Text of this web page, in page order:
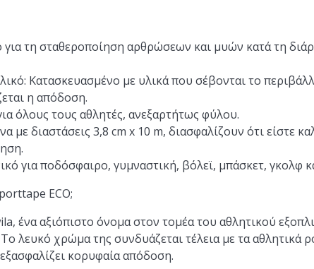
για τη σταθεροποίηση αρθρώσεων και μυών κατά τη
Κατασκευασμένο με υλικά που σέβονται το
η απόδοση.
όλους τους αθλητές, ανεξαρτήτως φύλου.
με διαστάσεις 3,8 cm x 10 m, διασφαλίζουν ότι είστε
για ποδόσφαιρο, γυμναστική, βόλεϊ, μπάσκετ, γκολφ
ECO;
ένα αξιόπιστο όνομα στον τομέα του αθλητικού
λευκό χρώμα της συνδυάζεται τέλεια με τα αθλητικά
κορυφαία απόδοση.